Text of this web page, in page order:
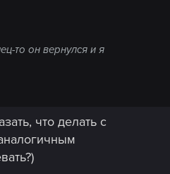
то он вернулся и я
что делать с